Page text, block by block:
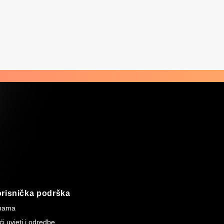
podrška
uvjeti i odredbe